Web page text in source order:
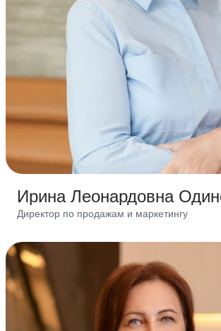
Ирина Леонардовна
Директор по продажам и маркетингу